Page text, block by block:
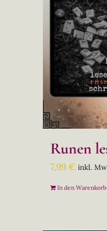
Runen
7,99 € inkl.
In den Warenkorb